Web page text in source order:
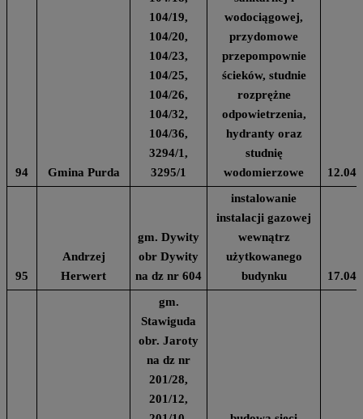
94 Gmina Purda
104/19,
104/20,
104/23,
104/25,
104/26,
104/32,
104/36,
3294/1,
3295/1
wodociągowej,
przydomowe
przepompownie
ścieków, studnie
rozprężne
odpowietrzenia,
hydranty oraz
studnię
wodomierzowe
95
Andrzej
Herwert
gm. Dywity
obr Dywity
na dz nr 604
instalowanie
instalacji gazowej
wewnątrz
użytkowanego
budynku
gm.
Stawiguda
obr. Jaroty
na dz nr
201/28,
201/12,